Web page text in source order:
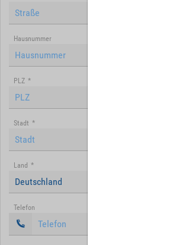
Hausnummer
PLZ *
Stadt *
Land *
Deutschland
Telefon